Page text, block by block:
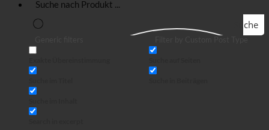
Suche